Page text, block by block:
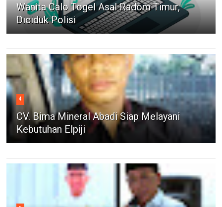
Wanita Calo Togel Asal Radom Timur,
Diciduk Polisi
4
CV. Bima Mineral Abadi Siap Melayani
Kebutuhan Elpiji